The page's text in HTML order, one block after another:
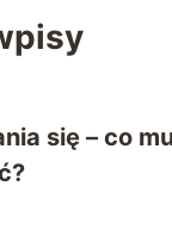
się – co